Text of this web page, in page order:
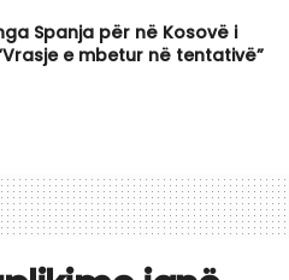
Spanja për në Kosovë i
e mbetur në tentativë”